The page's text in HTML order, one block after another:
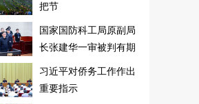
把节
国家国防科工局原副局
长张建华一审被判有期
徒刑十年
习近平对侨务工作作出
重要指示